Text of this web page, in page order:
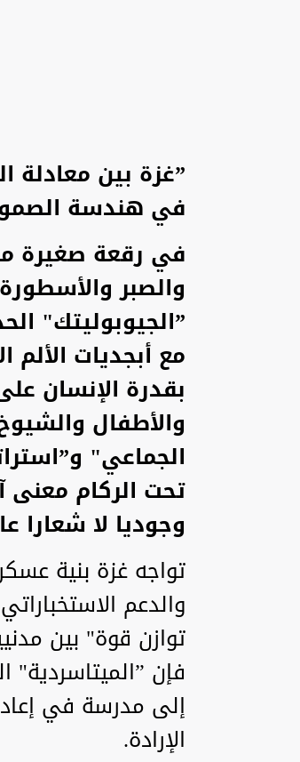
”غزة بين معادلة
في هندسة
في رقعة صغيرة
والصبر
”الجيوبوليتك"
مع أبجديات الألم
بقدرة الإنسان
والأطفال
الجماعي"
تحت الركام معنى
وجوديا لا شعارا
تواجه غزة بنية
والدعم
توازن قوة" بين
فإن ”الميتاسردية"
إلى مدرسة في
الإرادة.